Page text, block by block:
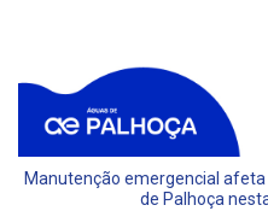
Manutenção emergencial
de Palhoça